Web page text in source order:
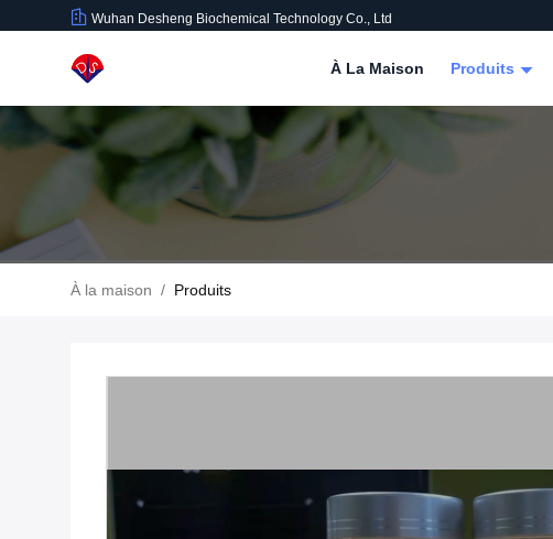
Wuhan Desheng Biochemical Technology Co., Ltd
À La Maison Produits
À la maison / Produits